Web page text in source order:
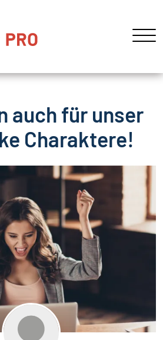
auch für unser
Charaktere!